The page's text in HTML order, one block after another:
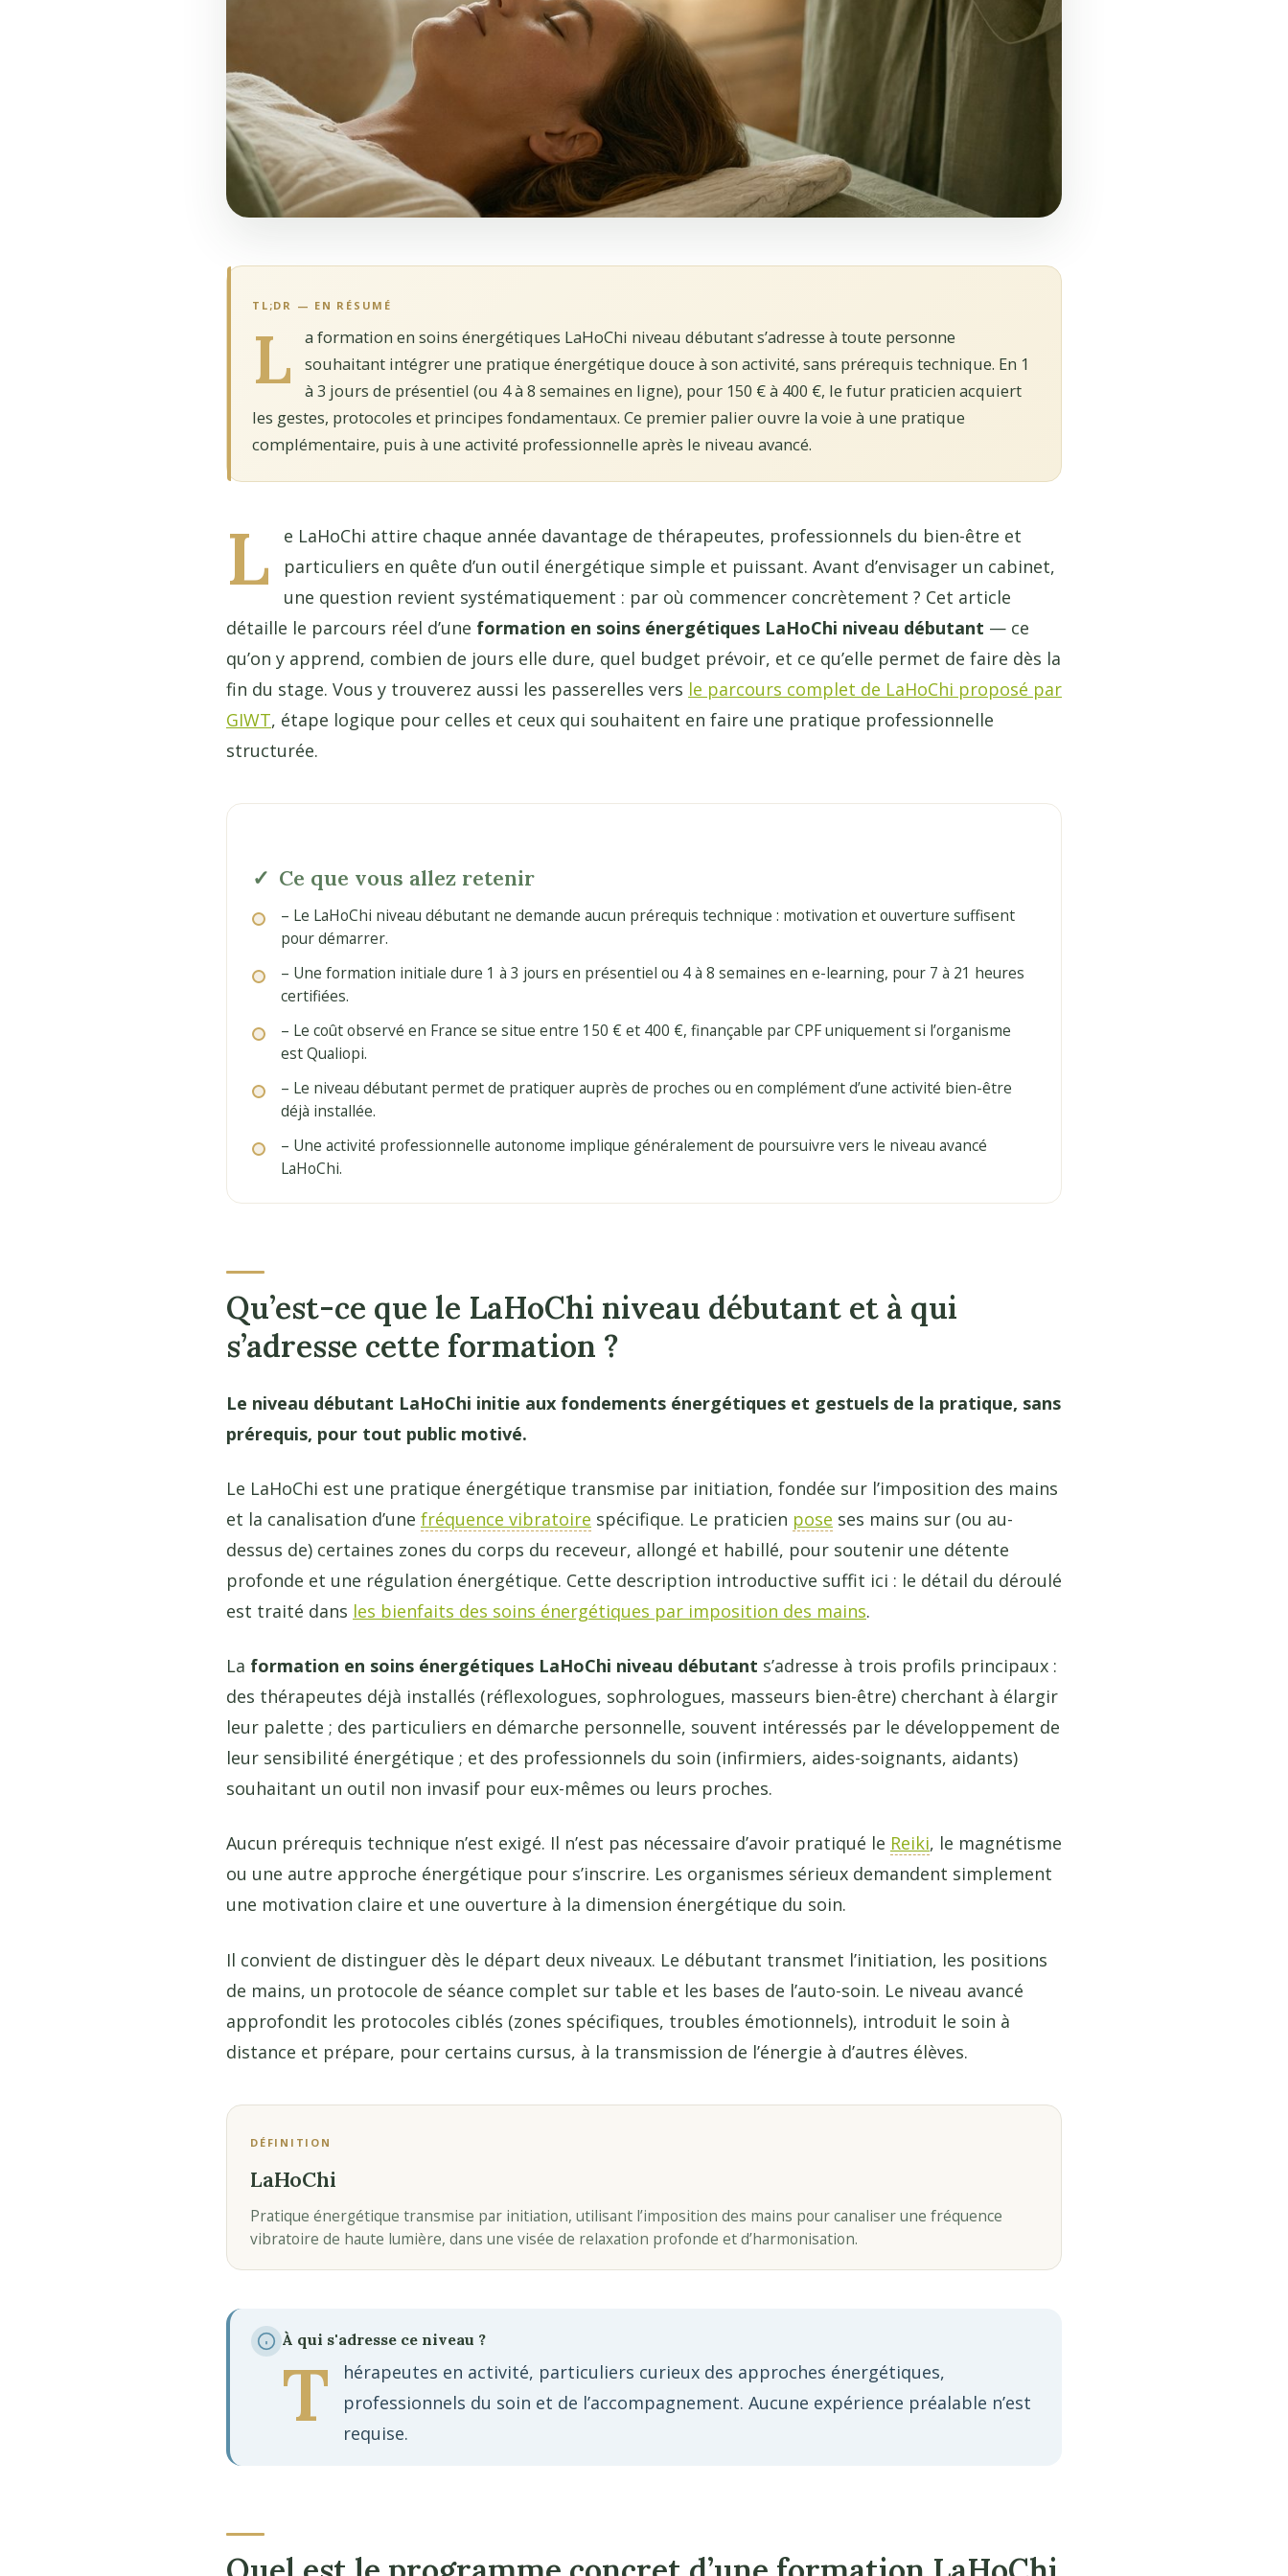
TL;DR — EN RÉSUMÉ
L
a formation en soins énergétiques LaHoChi niveau débutant s’adresse à toute personne
souhaitant intégrer une pratique énergétique douce à son activité, sans prérequis technique. En 1
à 3 jours de présentiel (ou 4 à 8 semaines en ligne), pour 150 € à 400 €, le futur praticien acquiert
les gestes, protocoles et principes fondamentaux. Ce premier palier ouvre la voie à une pratique
complémentaire, puis à une activité professionnelle après le niveau avancé.
L
e LaHoChi attire chaque année davantage de thérapeutes, professionnels du bien-être et
particuliers en quête d’un outil énergétique simple et puissant. Avant d’envisager un cabinet,
une question revient systématiquement : par où commencer concrètement ? Cet article
détaille le parcours réel d’une formation en soins énergétiques LaHoChi niveau débutant — ce
qu’on y apprend, combien de jours elle dure, quel budget prévoir, et ce qu’elle permet de faire dès la
fin du stage. Vous y trouverez aussi les passerelles vers le parcours complet de LaHoChi proposé par
GIWT, étape logique pour celles et ceux qui souhaitent en faire une pratique professionnelle
structurée.
Ce que vous allez retenir
– Le LaHoChi niveau débutant ne demande aucun prérequis technique : motivation et ouverture suffisent
pour démarrer.
– Une formation initiale dure 1 à 3 jours en présentiel ou 4 à 8 semaines en e-learning, pour 7 à 21 heures
certifiées.
– Le coût observé en France se situe entre 150 € et 400 €, finançable par CPF uniquement si l’organisme
est Qualiopi.
– Le niveau débutant permet de pratiquer auprès de proches ou en complément d’une activité bien-être
déjà installée.
– Une activité professionnelle autonome implique généralement de poursuivre vers le niveau avancé
LaHoChi.
Qu’est-ce que le LaHoChi niveau débutant et à qui
s’adresse cette formation ?
Le niveau débutant LaHoChi initie aux fondements énergétiques et gestuels de la pratique, sans
prérequis, pour tout public motivé.
Le LaHoChi est une pratique énergétique transmise par initiation, fondée sur l’imposition des mains
et la canalisation d’une fréquence vibratoire spécifique. Le praticien pose ses mains sur (ou au-
dessus de) certaines zones du corps du receveur, allongé et habillé, pour soutenir une détente
profonde et une régulation énergétique. Cette description introductive suffit ici : le détail du déroulé
est traité dans les bienfaits des soins énergétiques par imposition des mains.
La formation en soins énergétiques LaHoChi niveau débutant s’adresse à trois profils principaux :
des thérapeutes déjà installés (réflexologues, sophrologues, masseurs bien-être) cherchant à élargir
leur palette ; des particuliers en démarche personnelle, souvent intéressés par le développement de
leur sensibilité énergétique ; et des professionnels du soin (infirmiers, aides-soignants, aidants)
souhaitant un outil non invasif pour eux-mêmes ou leurs proches.
Aucun prérequis technique n’est exigé. Il n’est pas nécessaire d’avoir pratiqué le Reiki, le magnétisme
ou une autre approche énergétique pour s’inscrire. Les organismes sérieux demandent simplement
une motivation claire et une ouverture à la dimension énergétique du soin.
Il convient de distinguer dès le départ deux niveaux. Le débutant transmet l’initiation, les positions
de mains, un protocole de séance complet sur table et les bases de l’auto-soin. Le niveau avancé
approfondit les protocoles ciblés (zones spécifiques, troubles émotionnels), introduit le soin à
distance et prépare, pour certains cursus, à la transmission de l’énergie à d’autres élèves.
DÉFINITION
LaHoChi
Pratique énergétique transmise par initiation, utilisant l’imposition des mains pour canaliser une fréquence
vibratoire de haute lumière, dans une visée de relaxation profonde et d’harmonisation.
À qui s'adresse ce niveau ?
T
hérapeutes en activité, particuliers curieux des approches énergétiques,
professionnels du soin et de l’accompagnement. Aucune expérience préalable n’est
requise.